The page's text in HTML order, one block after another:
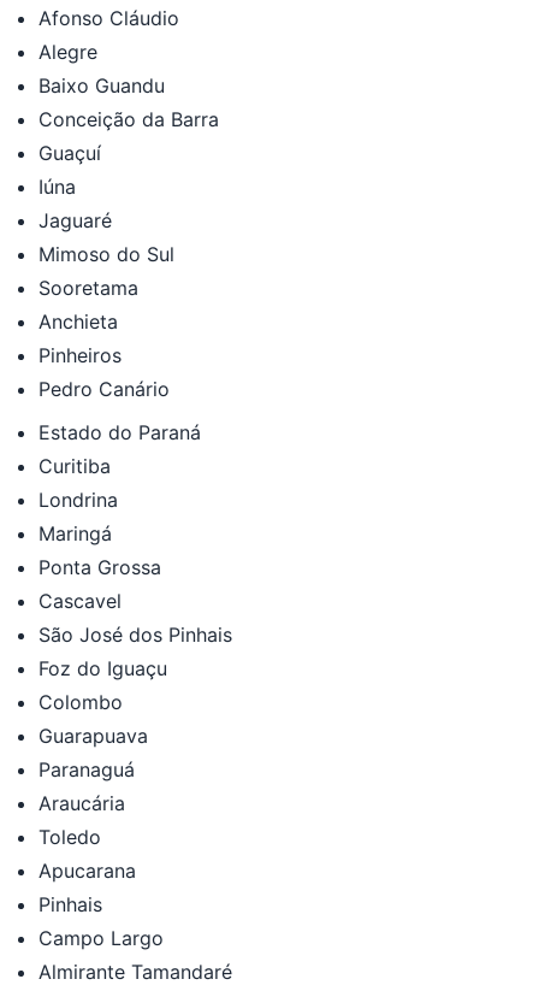
Afonso Cláudio
Alegre
Baixo Guandu
Conceição da Barra
Guaçuí
Iúna
Jaguaré
Mimoso do Sul
Sooretama
Anchieta
Pinheiros
Pedro Canário
Estado do Paraná
Curitiba
Londrina
Maringá
Ponta Grossa
Cascavel
São José dos Pinhais
Foz do Iguaçu
Colombo
Guarapuava
Paranaguá
Araucária
Toledo
Apucarana
Pinhais
Campo Largo
Almirante Tamandaré